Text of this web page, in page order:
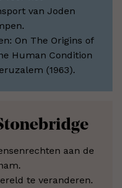
van Joden
On The Origins of
Human Condition
(1963).
aan de
te veranderen.